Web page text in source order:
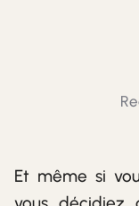
Et même si